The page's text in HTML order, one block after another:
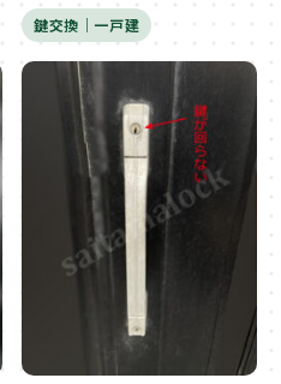
鍵交換｜一戸建